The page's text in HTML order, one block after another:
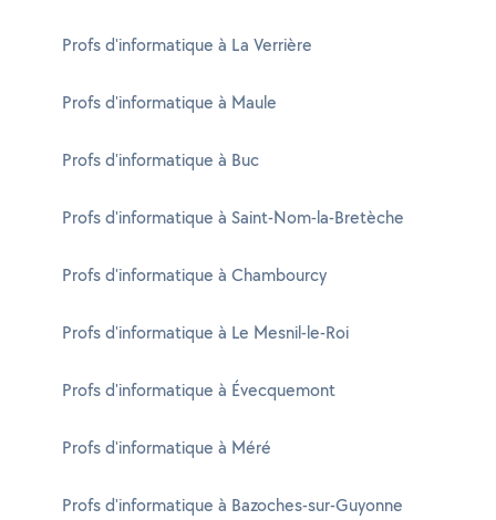
Profs d'informatique à La Verrière
Profs d'informatique à Maule
Profs d'informatique à Buc
Profs d'informatique à Saint-Nom-la-Bretèche
Profs d'informatique à Chambourcy
Profs d'informatique à Le Mesnil-le-Roi
Profs d'informatique à Évecquemont
Profs d'informatique à Méré
Profs d'informatique à Bazoches-sur-Guyonne